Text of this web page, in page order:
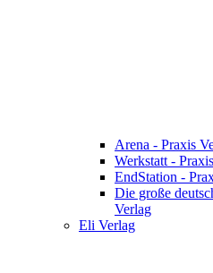
Arena - Praxis
Werkstatt -
EndStation -
Die große
Verlag
Eli Verlag